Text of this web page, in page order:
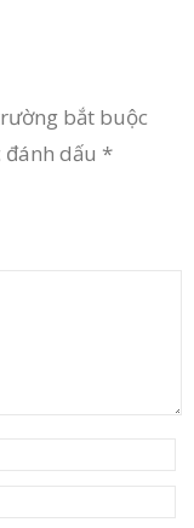
bắt buộc
đánh dấu *